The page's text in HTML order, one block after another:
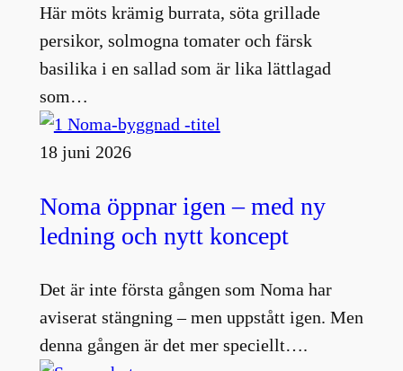
Här möts krämig burrata, söta grillade
persikor, solmogna tomater och färsk
basilika i en sallad som är lika lättlagad
som…
18 juni 2026
Noma öppnar igen – med ny
ledning och nytt koncept
Det är inte första gången som Noma har
aviserat stängning – men uppstått igen. Men
denna gången är det mer speciellt….